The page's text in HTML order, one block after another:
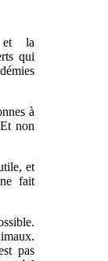
et la
qui
à
non
et
fait
pas